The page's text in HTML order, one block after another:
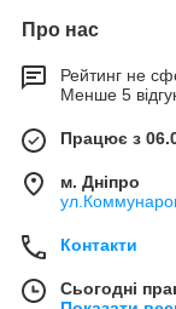
Про нас
Рейтинг не
Менше 5
Працює з
м. Дніпро
Контакти
Сьогодні